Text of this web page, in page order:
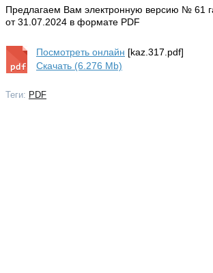
Предлагаем Вам электронную версию № 61
от 31.07.2024 в формате PDF
Посмотреть онлайн [kaz.317.pdf]
Скачать (6.276 Mb)
Теги: PDF